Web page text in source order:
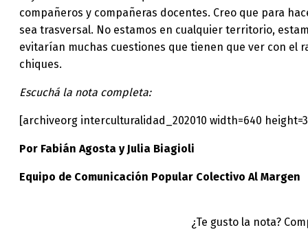
compañeros y compañeras docentes. Creo que para
sea trasversal. No estamos en cualquier territorio,
evitarían muchas cuestiones que tienen que ver con el
chiques.
Escuchá la nota completa:
[archiveorg interculturalidad_202010 width=640
Por Fabián Agosta y Julia Biagioli
Equipo de Comunicación Popular Colectivo Al Margen
¿Te gusto la nota?